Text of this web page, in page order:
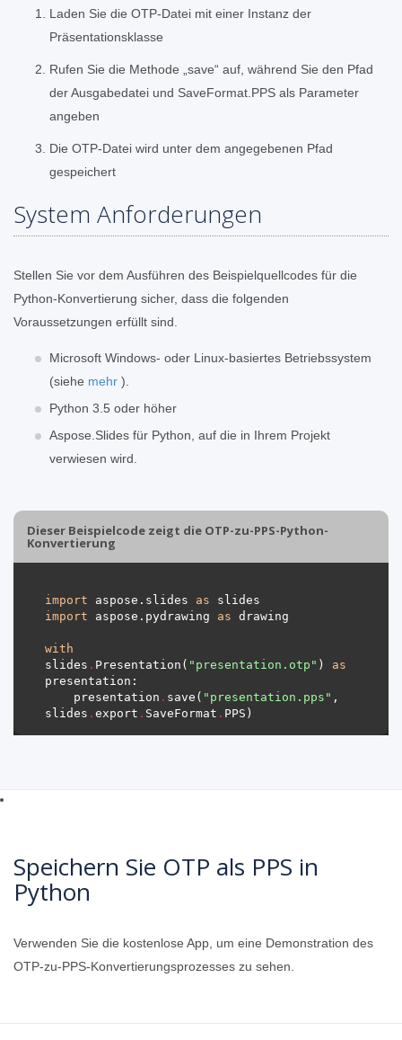
Laden Sie die OTP-Datei mit einer Instanz der
Präsentationsklasse
Rufen Sie die Methode „save“ auf, während Sie den Pfad
der Ausgabedatei und SaveFormat.PPS als Parameter
angeben
Die OTP-Datei wird unter dem angegebenen Pfad
gespeichert
System Anforderungen
Stellen Sie vor dem Ausführen des Beispielquellcodes für die
Python-Konvertierung sicher, dass die folgenden
Voraussetzungen erfüllt sind.
Microsoft Windows- oder Linux-basiertes Betriebssystem
(siehe mehr ).
Python 3.5 oder höher
Aspose.Slides für Python, auf die in Ihrem Projekt
verwiesen wird.
Dieser Beispielcode zeigt die OTP-zu-PPS-Python-
Konvertierung
import aspose.slides as
import aspose.pydrawing as
with
slides . Presentation( "presentation.otp" ) as
    presentation
. save( "presentation.pps" ,
slides . export . SaveFormat .
Speichern Sie OTP als PPS in
Python
Verwenden Sie die kostenlose App, um eine Demonstration des
OTP-zu-PPS-Konvertierungsprozesses zu sehen.